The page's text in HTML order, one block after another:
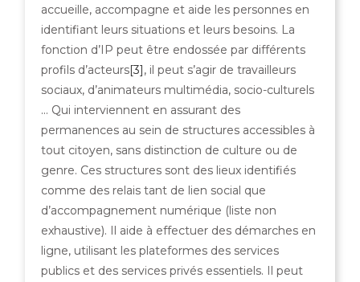
accueille, accompagne et aide les personnes en
identifiant leurs situations et leurs besoins. La
fonction d’IP peut être endossée par différents
profils d’acteurs[3], il peut s’agir de travailleurs
sociaux, d’animateurs multimédia, socio-culturels
… Qui interviennent en assurant des
permanences au sein de structures accessibles à
tout citoyen, sans distinction de culture ou de
genre. Ces structures sont des lieux identifiés
comme des relais tant de lien social que
d’accompagnement numérique (liste non
exhaustive). Il aide à effectuer des démarches en
ligne, utilisant les plateformes des services
publics et des services privés essentiels. Il peut